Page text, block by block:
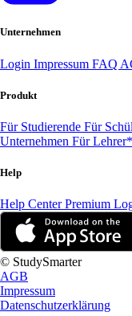
Unternehmen
Login Impressum FAQ
Produkt
Für Studierende Für
Unternehmen Für
Help
Help CenterPremium
© StudySmarter
AGB
Impressum
Datenschutzerklärung